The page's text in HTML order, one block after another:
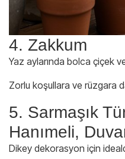
4. Zakkum
Yaz aylarında bolca çiçek
Zorlu koşullara ve rüzgara
5. Sarmaşık
Hanımeli,
Dikey dekorasyon için